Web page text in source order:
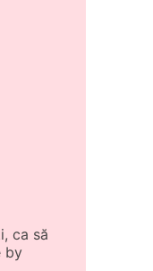
ca să
by